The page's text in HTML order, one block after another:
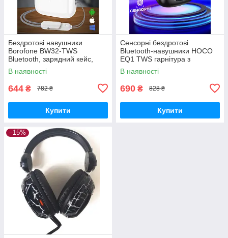
Бездротові навушники
Borofone BW32-TWS
Bluetooth, зарядний кейс,
бездротова зарядка White
В наявності
644 ₴ 782 ₴
Купити
Сенсорні бездротові
Bluetooth-навушники HOCO
EQ1 TWS гарнітура з
зарядним кейсом Чорні
В наявності
690 ₴ 828 ₴
Купити
–15%